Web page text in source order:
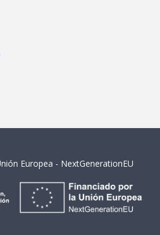
Europea - NextGenerationEU